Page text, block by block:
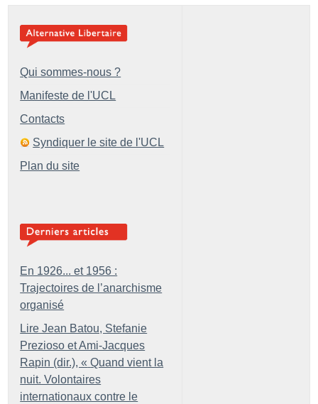
Qui sommes-nous ?
Manifeste de l'UCL
Contacts
Syndiquer le site de l'UCL
Plan du site
En 1926... et 1956 :
Trajectoires de l’anarchisme
organisé
Lire Jean Batou, Stefanie
Prezioso et Ami-Jacques
Rapin (dir.), « Quand vient la
nuit. Volontaires
internationaux contre le